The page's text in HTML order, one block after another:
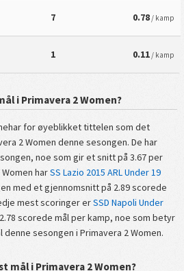
7 0.78/ kamp
1 0.11/ kamp
i Primavera 2 Women?
for øyeblikket tittelen som det
2 Women denne sesongen. De har
noe som gir et snitt på 3.67 per
harSS Lazio 2015 ARL Under 19
med et gjennomsnitt på 2.89 scorede
mest scoringer erSSD Napoli Under
scorede mål per kamp, noe som betyr
sesongen i Primavera 2 Women.
mål i Primavera 2 Women?